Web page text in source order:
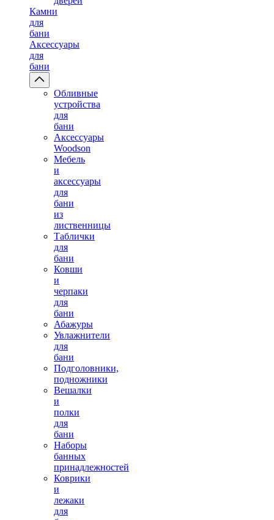
Камни
для
бани
Аксессуары
для
бани
Обливные
устройства
для
бани
Аксессуары
Woodson
Мебель
и
аксессуары
для
бани
из
лиственницы
Таблички
для
бани
Ковши
и
черпаки
для
бани
Абажуры
Увлажнители
для
бани
Подголовники,
подножники
Вешалки
и
полки
для
бани
Наборы
банных
принадлежностей
Коврики
и
лежаки
для